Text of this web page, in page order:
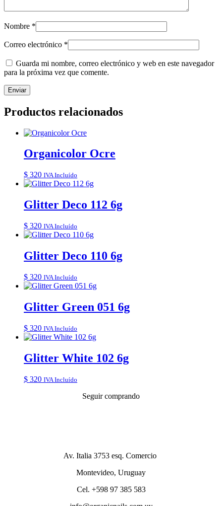
Nombre *
Correo electrónico *
Guarda mi nombre, correo electrónico y web en este navegador
para la próxima vez que comente.
Productos relacionados
Organicolor Ocre
$ 320 IVA Incluído
Glitter Deco 112 6g
$ 320 IVA Incluído
Glitter Deco 110 6g
$ 320 IVA Incluído
Glitter Green 051 6g
$ 320 IVA Incluído
Glitter White 102 6g
$ 320 IVA Incluído
Seguir comprando
Av. Italia 3753 esq. Comercio
Montevideo, Uruguay
Cel. +598 97 385 583